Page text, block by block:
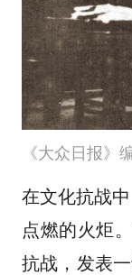
《大众日报》
在文化抗战
点燃的火炬
抗战，发表